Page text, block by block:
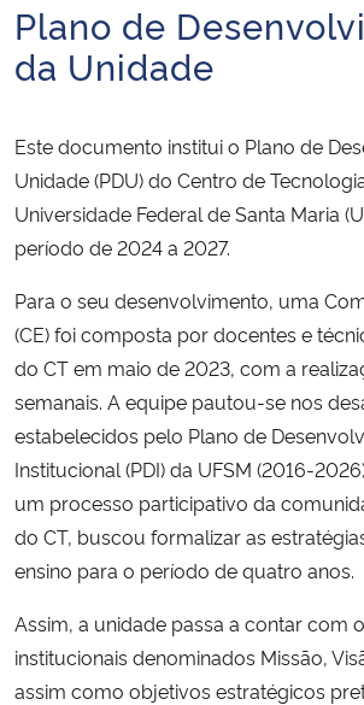
Ministério da Infraestrutura
Ministério da Educação
Ministério da Cidadania
Ministério da Saúde
Ministério de Minas e Energia
Ministério da Ciência, Tecnologia, Inovações e
Ministério do Meio Ambiente
Ministério do Desenvolvimento Regional
Controladoria-Geral da União
Início do conteúdo
Plano de
da Unidade
Este documento institui o Plano de
Unidade (PDU) do Centro de
Universidade Federal de Santa Maria
período de 2024 a 2027.
Para o seu desenvolvimento, uma
(CE) foi composta por docentes e
do CT em maio de 2023, com a
semanais. A equipe pautou-se nos
estabelecidos pelo Plano de
Institucional (PDI) da UFSM (2016-
um processo participativo da
do CT, buscou formalizar as
ensino para o período de quatro anos.
Assim, a unidade passa a contar com
institucionais denominados Missão,
assim como objetivos estratégicos